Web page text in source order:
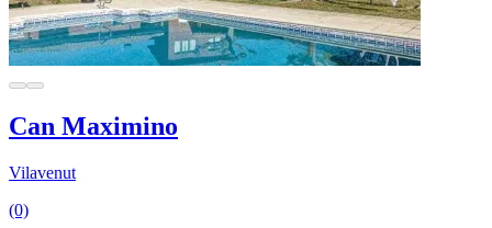
Can Maximino
Vilavenut
(0)